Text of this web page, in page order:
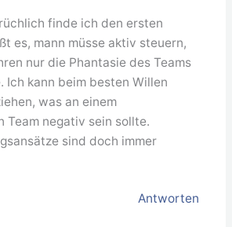
finde ich den ersten
es, mann müsse aktiv steuern,
nur die Phantasie des Teams
Ich kann beim besten Willen
was an einem
Team negativ sein sollte.
sind doch immer
Antworten